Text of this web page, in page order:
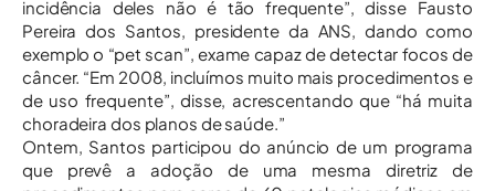
incidência deles não é tão frequente”, disse Fausto
Pereira dos Santos, presidente da ANS, dando como
exemplo o “pet scan”, exame capaz de detectar focos de
câncer. “Em 2008, incluímos muito mais procedimentos e
de uso frequente”, disse, acrescentando que “há muita
choradeira dos planos de saúde.”
Ontem, Santos participou do anúncio de um programa
que prevê a adoção de uma mesma diretriz de